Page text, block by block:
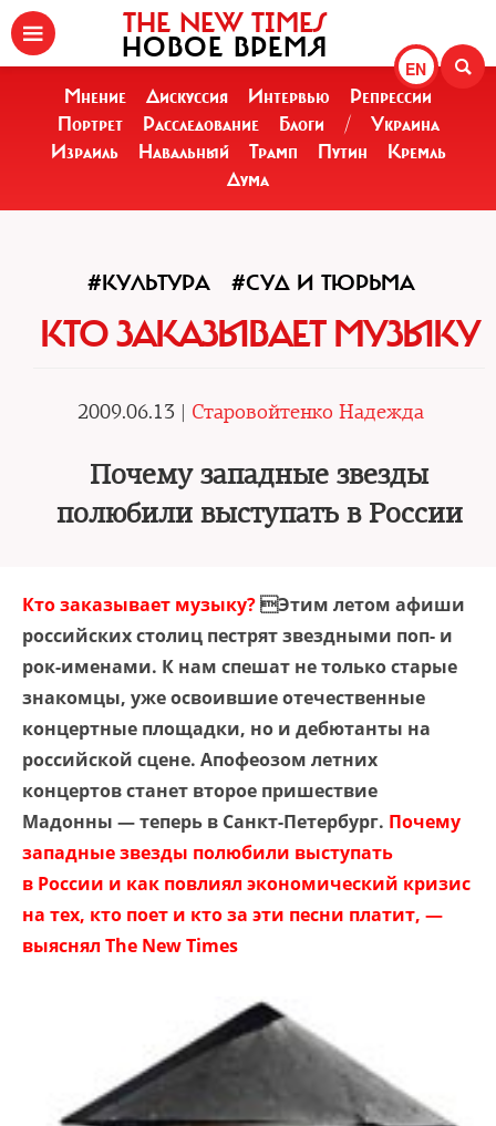
EN
THE NEW TIMES
НОВОЕ ВРЕМЯ
Мнение Дискуссия Интервью
Репрессии
Портрет
Расследование Блоги /
Украина
Израиль
Навальный Трамп Путин
Кремль
Дума
#КУЛЬТУРА #СУД И ТЮРЬМА
КТО ЗАКАЗЫВАЕТ МУЗЫКУ
2009.06.13 | Старовойтенко Надежда
Почему западные звезды
полюбили выступать в России
Кто заказывает музыку?Этим летом афиши
российских столиц пестрят звездными поп- и
рок-именами. К нам спешат не только старые
знакомцы, уже освоившие отечественные
концертные площадки, но и дебютанты на
российской сцене. Апофеозом летних
концертов станет второе пришествие
Мадонны — теперь в Санкт-Петербург. Почему
западные звезды полюбили выступать
в России и как повлиял экономический кризис
на тех, кто поет и кто за эти песни платит, —
выяснял The New Times